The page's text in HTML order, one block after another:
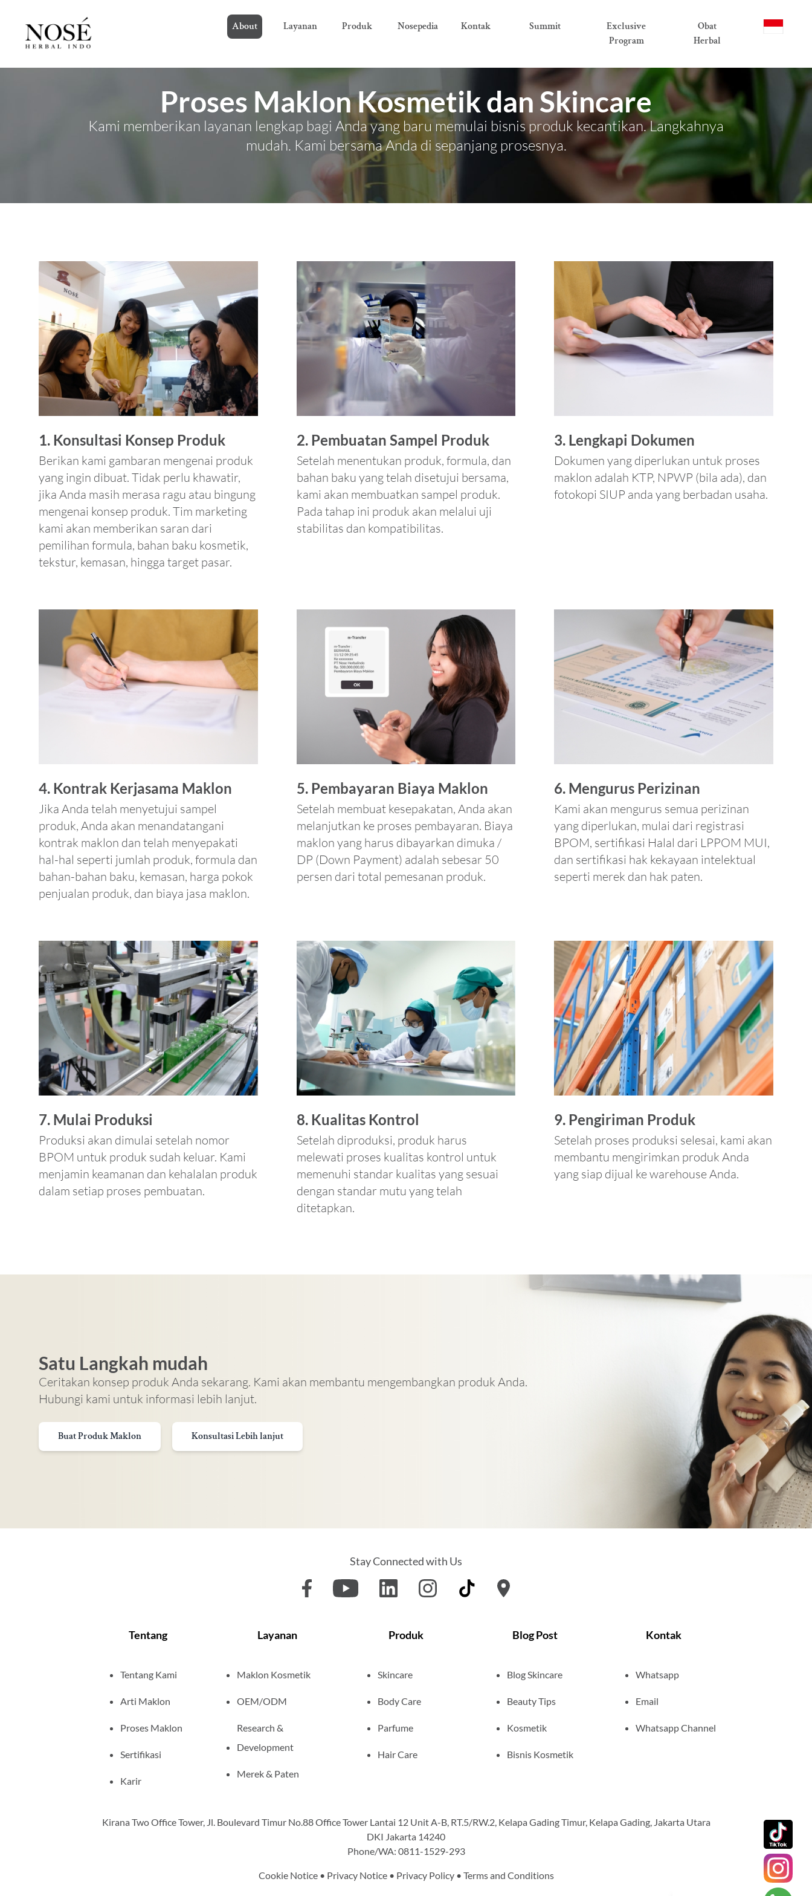
About Layanan Produk Nosepedia Kontak Summit
Exclusive
Program
Obat
Herbal
Proses Maklon Kosmetik dan Skincare
Kami memberikan layanan lengkap bagi Anda yang baru memulai bisnis produk kecantikan. Langkahnya
mudah. Kami bersama Anda di sepanjang prosesnya.
1. Konsultasi Konsep Produk
Berikan kami gambaran mengenai produk
yang ingin dibuat. Tidak perlu khawatir,
jika Anda masih merasa ragu atau bingung
mengenai konsep produk. Tim marketing
kami akan memberikan saran dari
pemilihan formula, bahan baku kosmetik,
tekstur, kemasan, hingga target pasar.
2. Pembuatan Sampel Produk
Setelah menentukan produk, formula, dan
bahan baku yang telah disetujui bersama,
kami akan membuatkan sampel produk.
Pada tahap ini produk akan melalui uji
stabilitas dan kompatibilitas.
3. Lengkapi Dokumen
Dokumen yang diperlukan untuk proses
maklon adalah KTP, NPWP (bila ada), dan
fotokopi SIUP anda yang berbadan usaha.
4. Kontrak Kerjasama Maklon
Jika Anda telah menyetujui sampel
produk, Anda akan menandatangani
kontrak maklon dan telah menyepakati
hal-hal seperti jumlah produk, formula dan
bahan-bahan baku, kemasan, harga pokok
penjualan produk, dan biaya jasa maklon.
5. Pembayaran Biaya Maklon
Setelah membuat kesepakatan, Anda akan
melanjutkan ke proses pembayaran. Biaya
maklon yang harus dibayarkan dimuka /
DP (Down Payment) adalah sebesar 50
persen dari total pemesanan produk.
6. Mengurus Perizinan
Kami akan mengurus semua perizinan
yang diperlukan, mulai dari registrasi
BPOM, sertifikasi Halal dari LPPOM MUI,
dan sertifikasi hak kekayaan intelektual
seperti merek dan hak paten.
7. Mulai Produksi
Produksi akan dimulai setelah nomor
BPOM untuk produk sudah keluar. Kami
menjamin keamanan dan kehalalan produk
dalam setiap proses pembuatan.
8. Kualitas Kontrol
Setelah diproduksi, produk harus
melewati proses kualitas kontrol untuk
memenuhi standar kualitas yang sesuai
dengan standar mutu yang telah
ditetapkan.
9. Pengiriman Produk
Setelah proses produksi selesai, kami akan
membantu mengirimkan produk Anda
yang siap dijual ke warehouse Anda.
Satu Langkah mudah
Ceritakan konsep produk Anda sekarang. Kami akan membantu mengembangkan produk Anda.
Hubungi kami untuk informasi lebih lanjut.
Buat Produk Maklon Konsultasi Lebih lanjut
Stay Connected with Us
Tentang
Tentang Kami
Arti Maklon
Proses Maklon
Sertifikasi
Karir
Layanan
Maklon Kosmetik
OEM/ODM
Research &
Development
Merek & Paten
Produk
Skincare
Body Care
Parfume
Hair Care
Blog Post
Blog Skincare
Beauty Tips
Kosmetik
Bisnis Kosmetik
Kontak
Whatsapp
Email
Whatsapp Channel
Kirana Two Office Tower, Jl. Boulevard Timur No.88 Office Tower Lantai 12 Unit A-B, RT.5/RW.2, Kelapa Gading Timur, Kelapa Gading, Jakarta Utara
DKI Jakarta 14240
Phone/WA: 0811-1529-293
Cookie Notice• Privacy Notice• Privacy Policy• Terms and Conditions